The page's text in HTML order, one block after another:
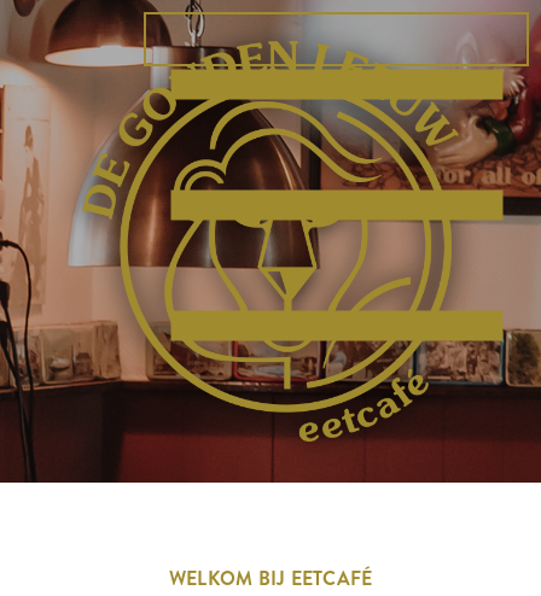
WELKOM BIJ EETCAFÉ